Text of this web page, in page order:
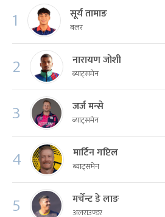
1 सूर्य तामाङ
बलर
2 नारायण जोशी
ब्याट्समेन
3 जर्ज मन्से
ब्याट्समेन
4 मार्टिन गप्टिल
ब्याट्समेन
5 मर्चेन्ट डे लाङ
अलराउण्डर